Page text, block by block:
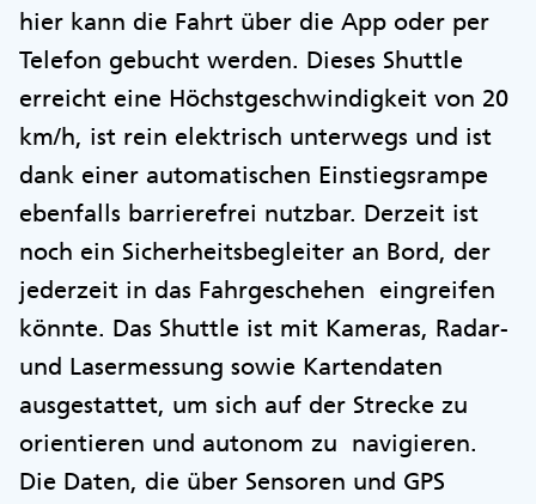
hier kann die Fahrt über die App oder per
Telefon gebucht werden. Dieses Shuttle
erreicht eine Höchstgeschwindigkeit von 20
km/h, ist rein elektrisch unterwegs und ist
dank einer automatischen Einstiegsrampe
ebenfalls barrierefrei nutzbar. Derzeit ist
noch ein Sicherheitsbegleiter an Bord, der
jederzeit in das Fahrgeschehen eingreifen
könnte. Das Shuttle ist mit Kameras, Radar-
und Lasermessung sowie Kartendaten
ausgestattet, um sich auf der Strecke zu
orientieren und autonom zu navigieren.
Die Daten, die über Sensoren und GPS